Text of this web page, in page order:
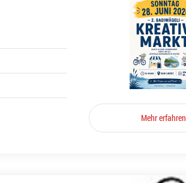
Mehr erfahren